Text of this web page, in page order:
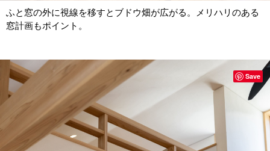
ふと窓の外に視線を移すとブドウ畑が広がる。メリハリのある
窓計画もポイント。
Save